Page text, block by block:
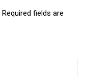
Required fields are